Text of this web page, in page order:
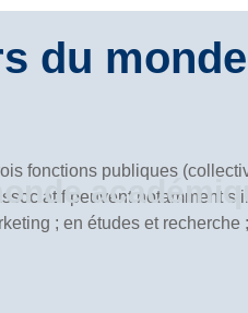
du monde
employeurs sont
fonctions publiques
peuvent notamment
; en études et